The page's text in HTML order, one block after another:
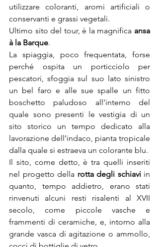
utilizzare coloranti, aromi artificiali o
conservanti e grassi vegetali.
Ultimo sito del tour, è la magnifica ansa
à la Barque.
La spiaggia, poco frequentata, forse
perché ospita un porticciolo per
pescatori, sfoggia sul suo lato sinistro
un bel faro e alle sue spalle un fitto
boschetto paludoso all’interno del
quale sono presenti le vestigia di un
sito storico un tempo dedicato alla
lavorazione dell’indaco, pianta tropicale
dalla quale si estraeva un colorante blu.
Il sito, come detto, è tra quelli inseriti
nel progetto della rotta degli schiavi in
quanto, tempo addietro, erano stati
rinvenuti alcuni resti risalenti al XVII
secolo, come piccole vasche e
frammenti di ceramiche, e, intorno alla
grande vasca di agitazione o ammollo,